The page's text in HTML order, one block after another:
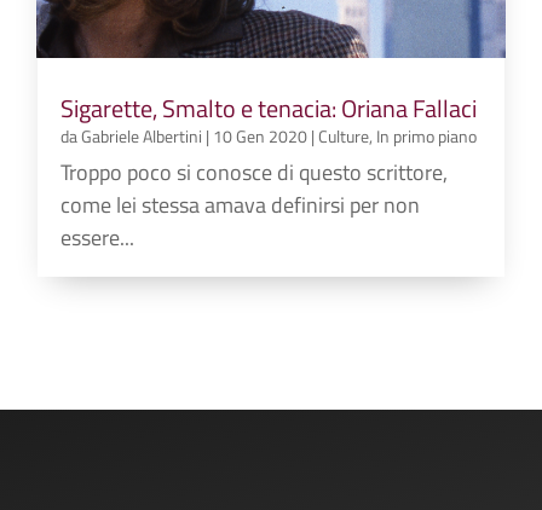
Sigarette, Smalto e tenacia: Oriana Fallaci
daGabriele Albertini | 10 Gen 2020|Culture, In primo piano
Troppo poco si conosce di questo scrittore,
come lei stessa amava definirsi per non
essere...